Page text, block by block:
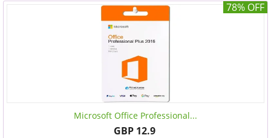
78% OFF
Microsoft Office Professional...
GBP 12.9